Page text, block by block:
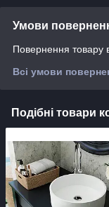
Умови
Повернення товару
Всі умови
Подібні товари